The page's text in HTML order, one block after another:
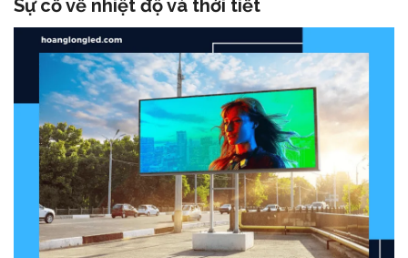
Sự cố về nhiệt độ và thời tiết